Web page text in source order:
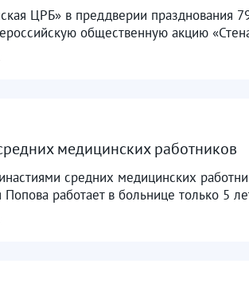
ЦРБ» в преддверии празднования
общественную акцию
медицинских работников
средних медицинских
Попова работает в больнице только 5